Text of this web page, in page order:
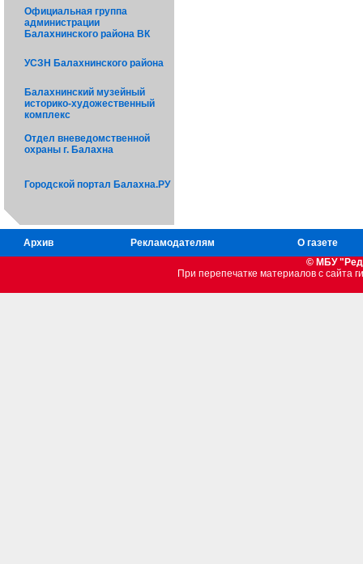
Официальная группа
администрации
Балахнинского района ВК
УСЗН Балахнинского района
Балахнинский музейный
историко-художественный
комплекс
Отдел вневедомственной
охраны г. Балахна
Городской портал Балахна.РУ
Архив Рекламодателям
О газете
© МБУ
При перепечатке материалов c сайта